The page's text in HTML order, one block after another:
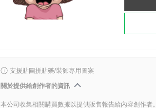
支援貼圖拼貼樂/裝飾專用圖案
關於提供給創作者的資訊
本公司收集相關購買數據以提供販售報告給內容創作者。